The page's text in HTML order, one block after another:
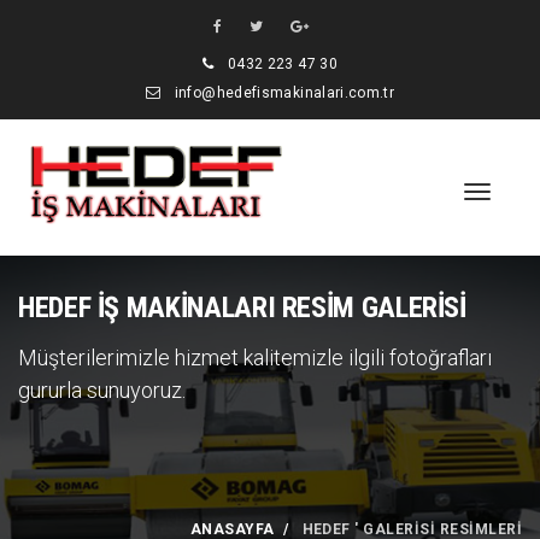
0432 223 47 30
info@hedefismakinalari.com.tr
HEDEF İŞ MAKİNALARI RESİM GALERİSİ
Müşterilerimizle hizmet kalitemizle ilgili fotoğrafları
gururla sunuyoruz.
ANASAYFA HEDEF ' GALERİSİ RESİMLERİ